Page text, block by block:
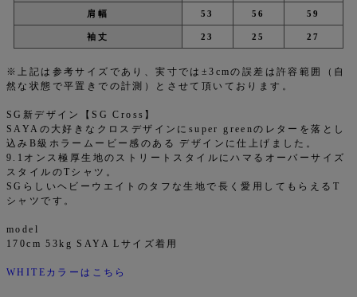
肩幅 53 56 59
袖丈 23 25 27
※上記は参考サイズであり、実寸では±3cmの誤差は許容範囲（自
然な状態で平置きでの計測）とさせて頂いております。
SG新デザイン【SG Cross】
SAYAの大好きなクロスデザインにsuper greenのレターを落とし
込みB級ホラームービー感のある デザインに仕上げました。
9.1オンス極厚生地のストリートスタイルにハマるオーバーサイズ
スタイルのTシャツ。
SGらしいヘビーウエイトのタフな生地で長く愛用してもらえるT
シャツです。
model
170cm 53kg SAYA Lサイズ着用
WHITEカラーはこちら